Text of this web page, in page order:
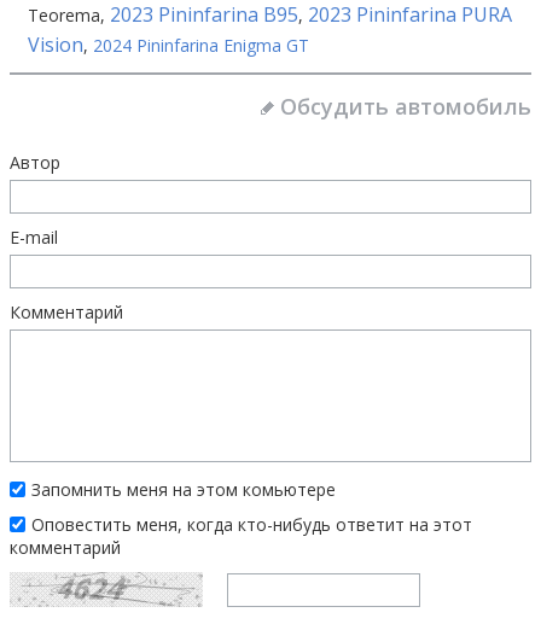
Teorema, 2023 Pininfarina B95, 2023 Pininfarina PURA
Vision, 2024 Pininfarina Enigma GT
Обсудить автомобиль
Автор
E-mail
Комментарий
Запомнить меня на этом комьютере
Оповестить меня, когда кто-нибудь ответит на этот
комментарий